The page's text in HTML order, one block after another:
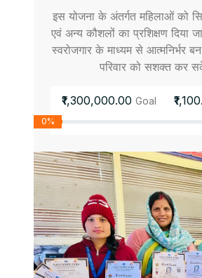
इस योजना के अंतर्गत महिलाओं को
एवं अन्य कौशलों का प्रशिक्षण दिया
स्वरोजगार के माध्यम से आत्मनिर्भर
परिवार को सशक्त कर
₹1,300,000.00 Goal
0%